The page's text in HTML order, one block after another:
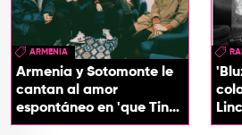
ARMENIA
Armenia y Sotomonte le
cantan al amor
espontáneo en 'que Tin
que Tan'